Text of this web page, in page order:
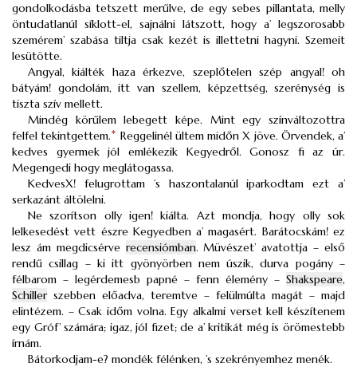
gondolkodásba tetszett merűlve, de egy sebes pillantata, melly
öntudatlanúl síklott-el, sajnálni látszott, hogy a’ legszorosabb
szemérem’ szabása tiltja csak kezét is illettetni hagyni. Szemeit
lesütötte.
Angyal, kiálték haza érkezve, szeplőtelen szép angyal! oh
bátyám! gondolám, itt van szellem, képzettség, szerénység is
tiszta szív mellett.
Mindég körűlem lebegett képe. Mint egy színváltozottra
felfel tekintgettem. * Reggelinél ültem midőn X jöve. Örvendek, a’
kedves gyermek jól emlékezik Kegyedről. Gonosz fi az úr.
Megengedi hogy meglátogassa.
KedvesX! felugrottam ’s haszontalanúl iparkodtam ezt a’
serkazánt áltölelni.
Ne szorítson olly igen! kiálta. Azt mondja, hogy olly sok
lelkesedést vett észre Kegyedben a’ magasért. Barátocskám! ez
lesz ám megdicsérve recensiómban. Müvészet’ avatottja – első
rendű csillag – ki itt gyönyörben nem úszik, durva pogány –
félbarom – legérdemesb papné – fenn élemény – Shakspeare,
Schillerszebben előadva, teremtve – felülmúlta magát – majd
elintézem. – Csak időm volna. Egy alkalmi verset kell készítenem
egy Gróf’ számára; igaz, jól fizet; de a’ kritikát még is örömestebb
írnám.
Bátorkodjam-e? mondék félénken, ’s szekrényemhez menék.